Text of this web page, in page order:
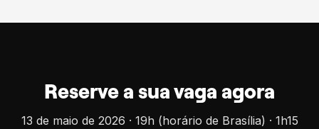
Reserve a sua vaga agora
13 de maio de 2026 · 19h (horário de Brasília) · 1h15